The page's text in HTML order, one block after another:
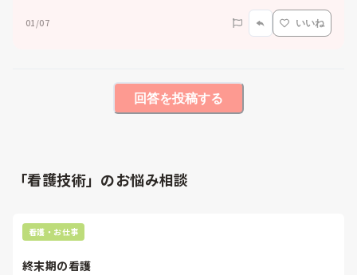
01/07 いいね
回答を投稿する
「看護技術」のお悩み相談
看護・お仕事
終末期の看護